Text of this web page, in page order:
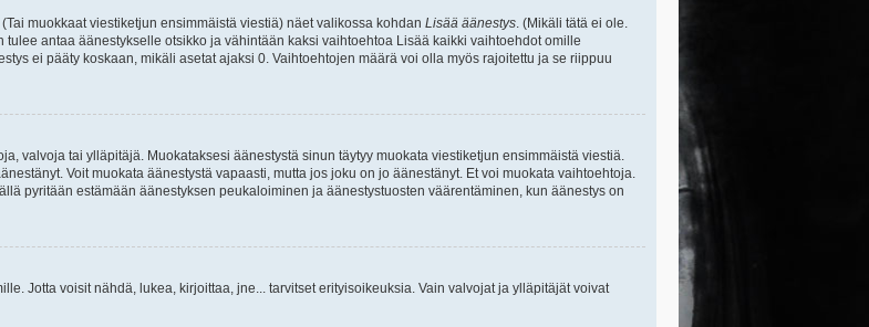
muokkaat viestiketjun ensimmäistä viestiä) näet valikossa kohdan Lisää äänestys. (Mikäli tätä ei ole.
antaa äänestykselle otsikko ja vähintään kaksi vaihtoehtoa Lisää kaikki vaihtoehdot omille
ei pääty koskaan, mikäli asetat ajaksi 0. Vaihtoehtojen määrä voi olla myös rajoitettu ja se riippuu
valvoja tai ylläpitäjä. Muokataksesi äänestystä sinun täytyy muokata viestiketjun ensimmäistä viestiä.
Voit muokata äänestystä vapaasti, mutta jos joku on jo äänestänyt. Et voi muokata vaihtoehtoja.
pyritään estämään äänestyksen peukaloiminen ja äänestystuosten väärentäminen, kun äänestys on
Jotta voisit nähdä, lukea, kirjoittaa, jne... tarvitset erityisoikeuksia. Vain valvojat ja ylläpitäjät voivat